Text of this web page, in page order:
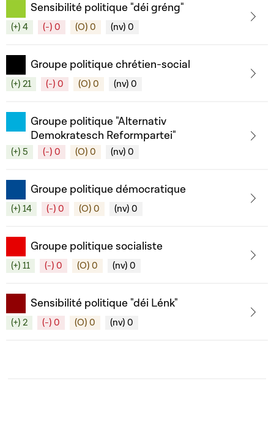
Sensibilité politique "déi gréng"
(+) 4 (-) 0 (O) 0 (nv) 0
Groupe politique chrétien-social
(+) 21 (-) 0 (O) 0 (nv) 0
Groupe politique "Alternativ
Demokratesch Reformpartei"
(+) 5 (-) 0 (O) 0 (nv) 0
Groupe politique démocratique
(+) 14 (-) 0 (O) 0 (nv) 0
Groupe politique socialiste
(+) 11 (-) 0 (O) 0 (nv) 0
Sensibilité politique "déi Lénk"
(+) 2 (-) 0 (O) 0 (nv) 0